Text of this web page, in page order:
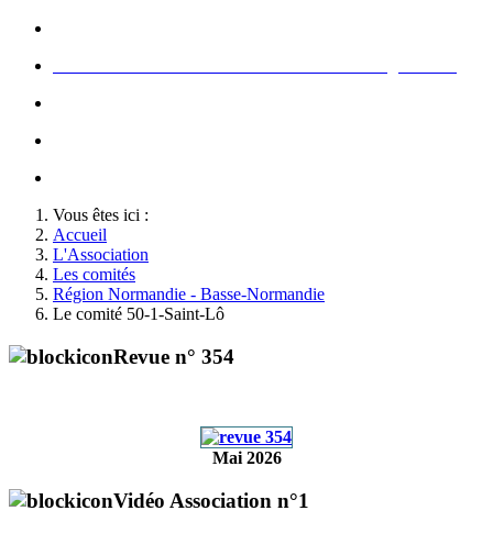
Vous êtes ici :
Accueil
L'Association
Les comités
Région Normandie - Basse-Normandie
Le comité 50-1-Saint-Lô
Revue n° 354
Mai 2026
Vidéo Association n°1